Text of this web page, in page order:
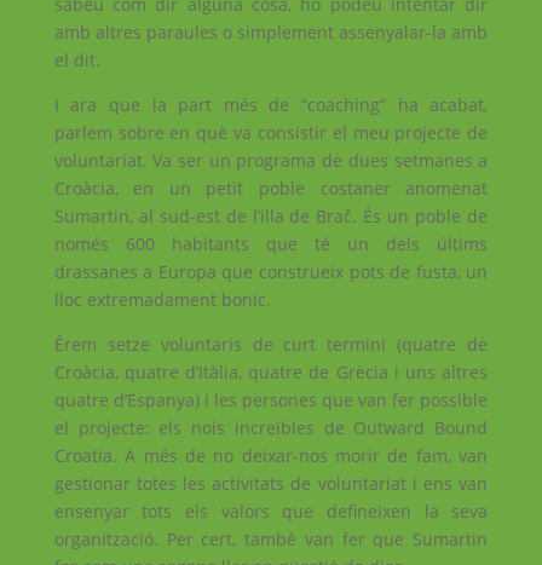
amb altres paraules o simplement assenyalar-la amb
el dit.
I ara que la part més de “coaching” ha acabat,
parlem sobre en què va consistir el meu projecte de
voluntariat. Va ser un programa de dues setmanes a
Croàcia, en un petit poble costaner anomenat
Sumartin, al sud-est de l’illa de Brač. És un poble de
només 600 habitants que té un dels últims
drassanes a Europa que construeix pots de fusta, un
lloc extremadament bonic.
Érem setze voluntaris de curt termini (quatre de
Croàcia, quatre d’Itàlia, quatre de Grècia i uns altres
quatre d’Espanya) i les persones que van fer possible
el projecte: els nois increïbles de Outward Bound
Croatia. A més de no deixar-nos morir de fam, van
gestionar totes les activitats de voluntariat i ens van
ensenyar tots els valors que defineixen la seva
organització. Per cert, també van fer que Sumartin